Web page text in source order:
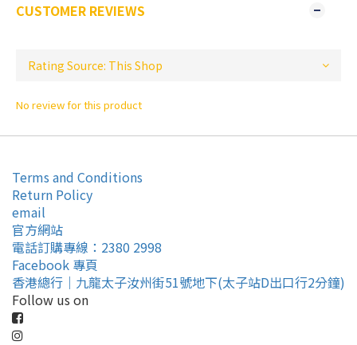
CUSTOMER REVIEWS
No review for this product
Terms and Conditions
Return Policy
email
官方網站
電話訂購專線：2380 2998
Facebook 專頁
香港總行｜九龍太子汝州街51號地下(太子站D出口行2分鐘)
Follow us on